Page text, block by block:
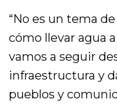
“No es un tema
cómo llevar agua
vamos a seguir
infraestructura y
pueblos y